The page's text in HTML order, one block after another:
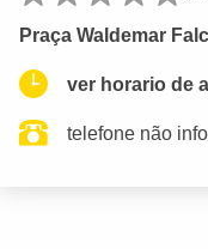
Praça Waldemar
ver horario de
telefone não